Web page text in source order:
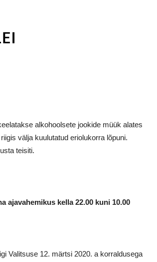
alkohoolsete jookide müük alates
välja kuulutatud eriolukorra lõpuni.
teisiti.
ajavahemikus kella 22.00 kuni 10.00
Valitsuse 12. märtsi 2020. a korraldusega